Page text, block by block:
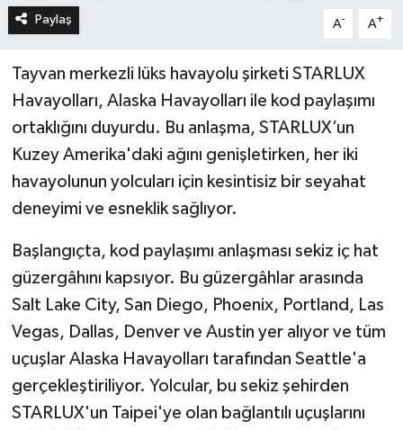
Paylaş A- A+
Tayvan merkezli lüks havayolu şirketi STARLUX
Havayolları, Alaska Havayolları ile kod paylaşımı
ortaklığını duyurdu. Bu anlaşma, STARLUX’un
Kuzey Amerika'daki ağını genişletirken, her iki
havayolunun yolcuları için kesintisiz bir seyahat
deneyimi ve esneklik sağlıyor.
Başlangıçta, kod paylaşımı anlaşması sekiz iç hat
güzergâhını kapsıyor. Bu güzergâhlar arasında
Salt Lake City, San Diego, Phoenix, Portland, Las
Vegas, Dallas, Denver ve Austin yer alıyor ve tüm
uçuşlar Alaska Havayolları tarafından Seattle'a
gerçekleştiriliyor. Yolcular, bu sekiz şehirden
STARLUX'un Taipei'ye olan bağlantılı uçuşlarını